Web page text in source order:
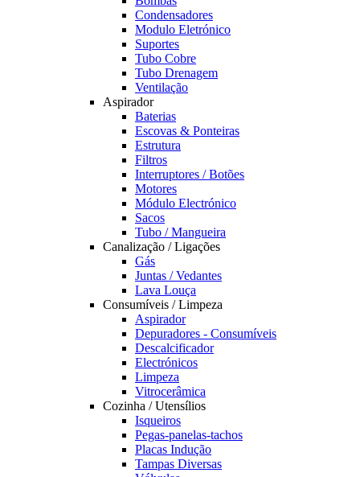
Condensadores
Modulo Eletrónico
Suportes
Tubo Cobre
Tubo Drenagem
Ventilação
Aspirador
Baterias
Escovas & Ponteiras
Estrutura
Filtros
Interruptores / Botões
Motores
Módulo Electrónico
Sacos
Tubo / Mangueira
Canalização / Ligações
Gás
Juntas / Vedantes
Lava Louça
Consumíveis / Limpeza
Aspirador
Depuradores - Consumíveis
Descalcificador
Electrónicos
Limpeza
Vitrocerâmica
Cozinha / Utensílios
Isqueiros
Pegas-panelas-tachos
Placas Indução
Tampas Diversas